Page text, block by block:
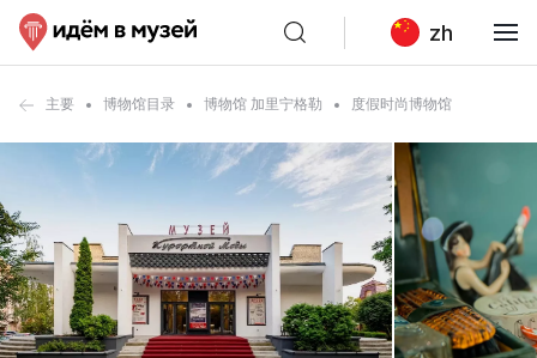
zh
主要 博物馆目录 博物馆 加里宁格勒 度假时尚博物馆